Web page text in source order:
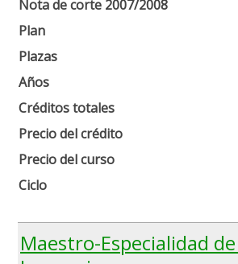
Nota de corte 2007/2008
Plan
Plazas
Años
Créditos totales
Precio del crédito
Precio del curso
Ciclo
Maestro-Especialidad